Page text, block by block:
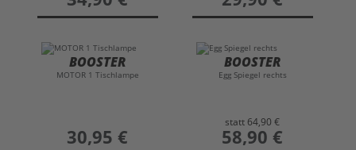
BOOSTER
MOTOR 1 Tischlampe
preis
30,95 €
BOOSTER
Egg Spiegel rechts
statt 64,90 €
preis
58,90 €